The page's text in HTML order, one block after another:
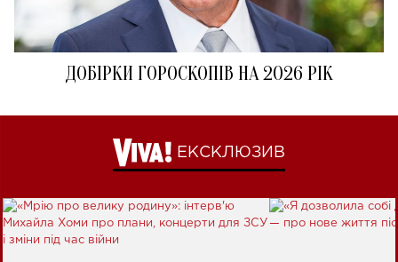
ДОБІРКИ ГОРОСКОПІВ НА 2026 РІК
ЕКСКЛЮЗИВ